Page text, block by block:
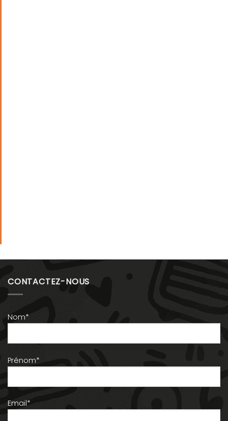
CONTACTEZ-NOUS
Nom*
Prénom*
Email*